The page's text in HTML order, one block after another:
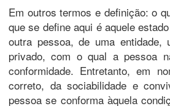
Em outros termos e definição: o
que se define aqui é aquele
outra pessoa, de uma entidade,
privado, com o qual a pessoa
conformidade. Entretanto, em
correto, da sociabilidade e
pessoa se conforma àquela